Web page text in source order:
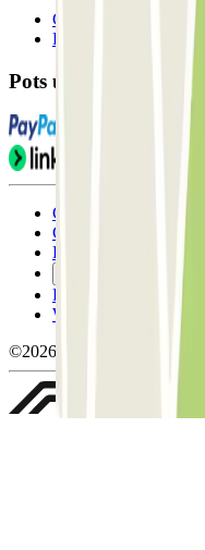
Contacta'ns
FAQ
Pots utilitzar aquests
Condicions d'ús i
Condicions de cancel-
Política de cookies
Gestiona les galetes
Política de privacitat
Whistleblowing
©2026 Parclick. All rights